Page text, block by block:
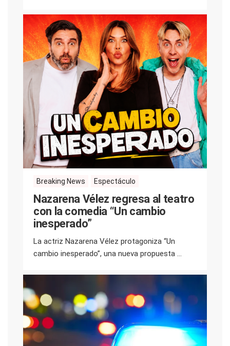
Breaking News Espectáculo
Nazarena Vélez regresa al teatro
con la comedia “Un cambio
inesperado”
La actriz Nazarena Vélez protagoniza “Un
cambio inesperado”, una nueva propuesta ...